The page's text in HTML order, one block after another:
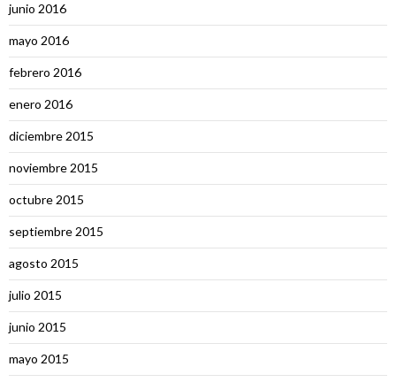
junio 2016
mayo 2016
febrero 2016
enero 2016
diciembre 2015
noviembre 2015
octubre 2015
septiembre 2015
agosto 2015
julio 2015
junio 2015
mayo 2015